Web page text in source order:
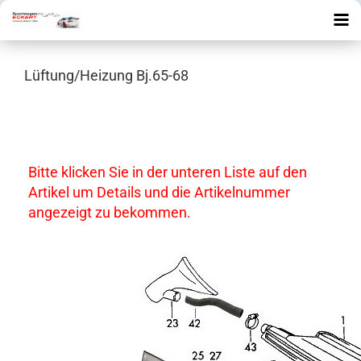
Lüftung/Heizung Bj.65-68
Bitte klicken Sie in der unteren Liste auf den
Artikel um Details und die Artikelnummer
angezeigt zu bekommen.